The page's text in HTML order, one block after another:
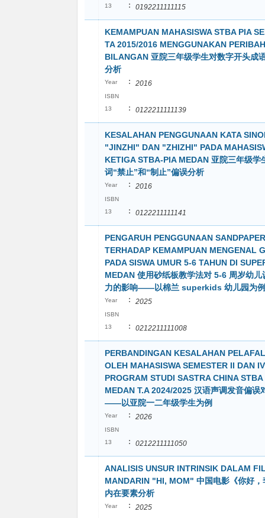
13
: 0192211111115
KEMAMPUAN MAHASISWA STBA PIA
TA 2015/2016 MENGGUNAKAN
BILANGAN 亚院三年级学生对数字开头成
分析
Year : 2016
ISBN
13
: 0122211111139
KESALAHAN PENGGUNAAN KATA
"JINZHI" DAN "ZHIZHI" PADA
KETIGA STBA-PIA MEDAN 亚院三年级学
词“禁止”和“制止”偏误分析
Year : 2016
ISBN
13
: 0122211111141
PENGARUH PENGGUNAAN
TERHADAP KEMAMPUAN MENGENAL
PADA SISWA UMUR 5-6 TAHUN DI
MEDAN 使用砂纸板教学法对 5-6 周岁幼儿
力的影响——以棉兰 superkids 幼儿园为例
Year : 2025
ISBN
13
: 0212211111008
PERBANDINGAN KESALAHAN
OLEH MAHASISWA SEMESTER II DAN IV
PROGRAM STUDI SASTRA CHINA STBA
MEDAN T.A 2024/2025 汉语声调发音偏误
——以亚院一二年级学生为例
Year : 2026
ISBN
13
: 0212211111050
ANALISIS UNSUR INTRINSIK DALAM
MANDARIN "HI, MOM" 中国电影《你好，
内在要素分析
Year : 2025